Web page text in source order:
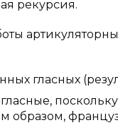
рекурсия.
гласных
образом,